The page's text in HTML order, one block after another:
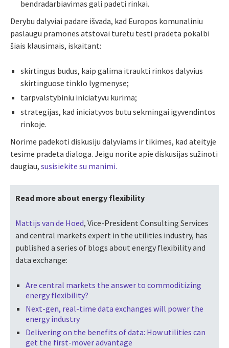
bendradarbiavimas gali padeti rinkai.
Derybu dalyviai padare išvada, kad Europos komunaliniu
paslaugu pramones atstovai turetu testi pradeta pokalbi
šiais klausimais, iskaitant:
skirtingus budus, kaip galima itraukti rinkos dalyvius
skirtinguose tinklo lygmenyse;
tarpvalstybiniu iniciatyvu kurima;
strategijas, kad iniciatyvos butu sekmingai igyvendintos
rinkoje.
Norime padekoti diskusiju dalyviams ir tikimes, kad ateityje
tesime pradeta dialoga. Jeigu norite apie diskusijas sužinoti
daugiau, susisiekite su manimi.
Read more about energy flexibility
Mattijs van de Hoed, Vice-President Consulting Services
and central markets expert in the utilities industry, has
published a series of blogs about energy flexibility and
data exchange:
Are central markets the answer to commoditizing
energy flexibility?
Next-gen, real-time data exchanges will power the
energy industry
Delivering on the benefits of data: How utilities can
get the first-mover advantage